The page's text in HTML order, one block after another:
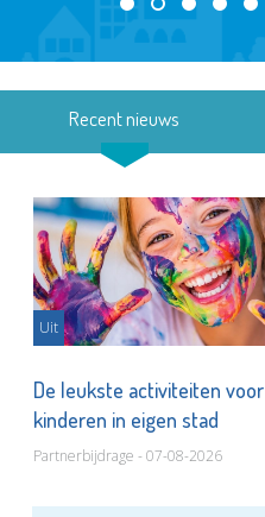
Recent nieuws
Uit
De leukste activiteiten voor
kinderen in eigen stad
Partnerbijdrage - 07-08-2026